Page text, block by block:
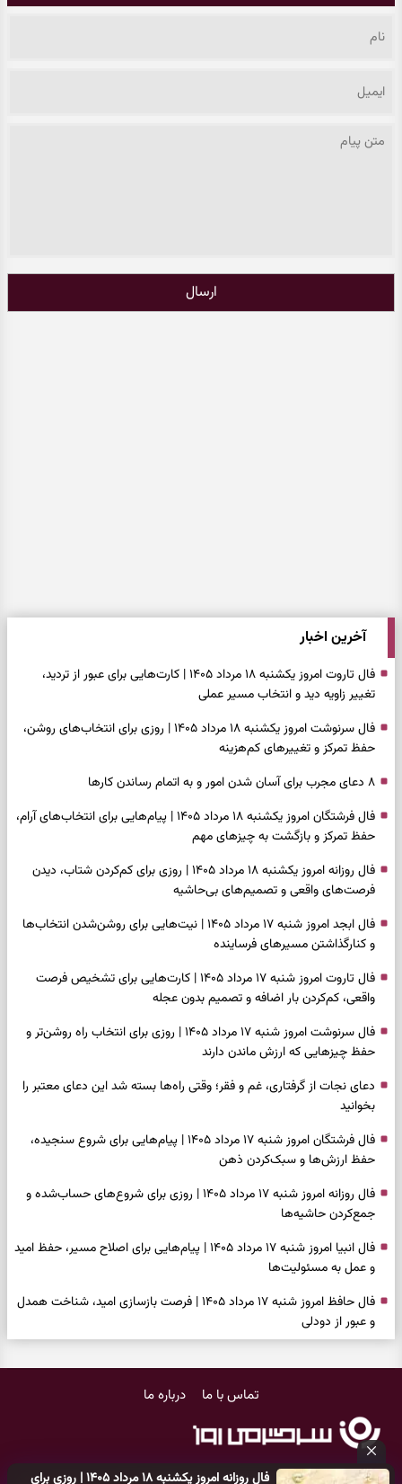
فال روزانه امروز یکشنبه ۱۸ مرداد ۱۴۰۵ | روزی برای
ارسال
آخرین اخبار
فال تاروت امروز یکشنبه ۱۸ مرداد ۱۴۰۵ | کارت‌هایی برای عبور از تردید،
تغییر زاویه دید و انتخاب مسیر عملی
فال سرنوشت امروز یکشنبه ۱۸ مرداد ۱۴۰۵ | روزی برای انتخاب‌های روشن،
حفظ تمرکز و تغییرهای کم‌هزینه
۸ دعای مجرب برای آسان شدن امور و به اتمام رساندن کار‌ها
فال فرشتگان امروز یکشنبه ۱۸ مرداد ۱۴۰۵ | پیام‌هایی برای انتخاب‌های آرام،
حفظ تمرکز و بازگشت به چیزهای مهم
فال روزانه امروز یکشنبه ۱۸ مرداد ۱۴۰۵ | روزی برای کم‌کردن شتاب، دیدن
فرصت‌های واقعی و تصمیم‌های بی‌حاشیه
فال ابجد امروز شنبه ۱۷ مرداد ۱۴۰۵ | نیت‌هایی برای روشن‌شدن انتخاب‌ها
و کنارگذاشتن مسیرهای فرساینده
فال تاروت امروز شنبه ۱۷ مرداد ۱۴۰۵ | کارت‌هایی برای تشخیص فرصت
واقعی، کم‌کردن بار اضافه و تصمیم بدون عجله
فال سرنوشت امروز شنبه ۱۷ مرداد ۱۴۰۵ | روزی برای انتخاب راه روشن‌تر و
حفظ چیزهایی که ارزش ماندن دارند
دعای نجات از گرفتاری، غم و فقر؛ وقتی راه‌ها بسته شد این دعای معتبر را
بخوانید
فال فرشتگان امروز شنبه ۱۷ مرداد ۱۴۰۵ | پیام‌هایی برای شروع سنجیده،
حفظ ارزش‌ها و سبک‌کردن ذهن
فال روزانه امروز شنبه ۱۷ مرداد ۱۴۰۵ | روزی برای شروع‌های حساب‌شده و
جمع‌کردن حاشیه‌ها
فال انبیا امروز شنبه ۱۷ مرداد ۱۴۰۵ | پیام‌هایی برای اصلاح مسیر، حفظ امید
و عمل به مسئولیت‌ها
فال حافظ امروز شنبه ۱۷ مرداد ۱۴۰۵ | فرصت بازسازی امید، شناخت همدل
و عبور از دودلی
ساده و کنارگذاشتن نگرانی‌های اضافی
تماس با ما درباره ما